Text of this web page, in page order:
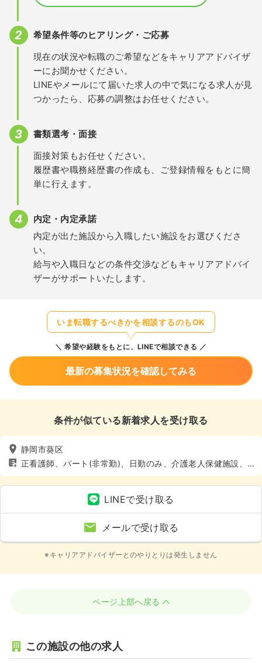
希望条件等のヒアリング・ご応募
現在の状況や転職のご希望などをキャリアアドバイザ
ーにお聞かせください。
LINEやメールにて届いた求人の中で気になる求人が見
つかったら、応募の調整はお任せください。
書類選考・面接
面接対策もお任せください。
履歴書や職務経歴書の作成も、ご登録情報をもとに簡
単に行えます。
内定・内定承諾
内定が出た施設から入職したい施設をお選びくださ
い。
給与や入職日などの条件交渉などもキャリアアドバイ
ザーがサポートいたします。
いま転職するべきかを相談するのもOK
希望や経験をもとに、LINEで相談できる
最新の募集状況を確認してみる
条件が似ている新着求人を受け取る
静岡市葵区
正看護師、パート(非常勤)、日勤のみ、介護老人保健施設、
介護・福祉系、4週8休以上
LINEで受け取る
メールで受け取る
※キャリアアドバイザーとのやりとりは発生しません
ページ上部へ戻る
この施設の他の求人